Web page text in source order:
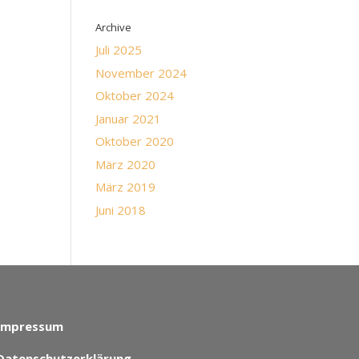
Archive
Juli 2025
November 2024
Oktober 2024
Januar 2021
Oktober 2020
März 2020
März 2019
Juni 2018